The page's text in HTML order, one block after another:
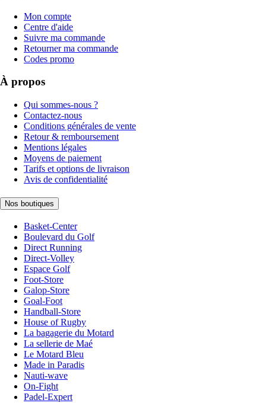
Mon compte
Centre d'aide
Suivre ma commande
Retourner ma commande
Codes promo
À propos
Qui sommes-nous ?
Contactez-nous
Conditions générales de vente
Retour & remboursement
Mentions légales
Moyens de paiement
Tarifs et options de livraison
Avis de confidentialité
Nos boutiques
Basket-Center
Boulevard du Golf
Direct Running
Direct-Volley
Espace Golf
Foot-Store
Galop-Store
Goal-Foot
Handball-Store
House of Rugby
La bagagerie du Motard
La sellerie de Maé
Le Motard Bleu
Made in Paradis
Nauti-wave
On-Fight
Padel-Expert